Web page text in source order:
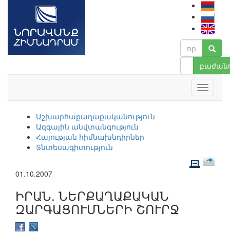
Աշխարհաքաղաքականություն
Ազգային անվտանգություն
Հայության հիմնախնդիրներ
Տնտեսագիտություն
01.10.2007
ԻՐԱՆ. ՆԵՐՔԱՂԱՔԱԿԱՆ
ԶԱՐԳԱՑՈՒՄՆԵՐԻ ՇՈՒՐՋ